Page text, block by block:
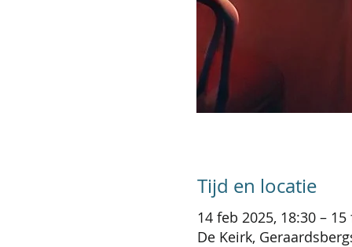
Tijd en locatie
14 feb 2025, 18:30 –
De Keirk,